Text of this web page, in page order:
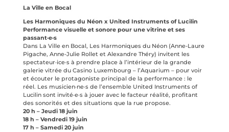
La Ville en Bocal
Les Harmoniques du Néon x United Instruments of Lucilin
Performance visuelle et sonore pour une vitrine et ses
passant·e·s
Dans La Ville en Bocal, Les Harmoniques du Néon (Anne-Laure
Pigache, Anne-Julie Rollet et Alexandre Théry) invitent les
spectateur·ice·s à prendre place à l’intérieur de la grande
galerie vitrée du Casino Luxembourg – l’Aquarium – pour voir
et écouter le protagoniste principal de la performance : le
réel. Les musicien·ne·s de l’ensemble United Instruments of
Lucilin sont invité·e·s à jouer avec le facteur réalité, profitant
des sonorités et des situations que la rue propose.
20 h – Jeudi 18 juin
18 h – Vendredi 19 juin
17 h – Samedi 20 juin